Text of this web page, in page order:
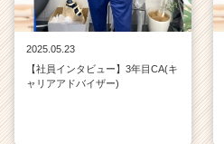
2025.05.23
【社員インタビュー】3年目CA(キ
ャリアアドバイザー)